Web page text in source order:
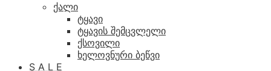
ქალი
ტყავი
ტყავის შემცვლელი
ქსოვილი
ხელოვნური ბეწვი
S A L E